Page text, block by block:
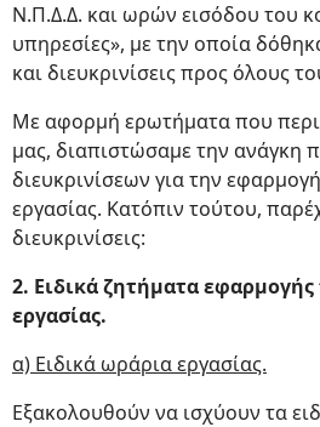
Ν.Π.Δ.Δ. και ωρών εισόδου του
υπηρεσίες», με την οποία
και διευκρινίσεις προς όλους
Με αφορμή ερωτήματα που
μας, διαπιστώσαμε την ανάγκη
διευκρινίσεων για την
εργασίας. Κατόπιν τούτου,
διευκρινίσεις:
2. Ειδικά ζητήματα
εργασίας.
α) Ειδικά ωράρια εργασίας.
Εξακολουθούν να ισχύουν τα